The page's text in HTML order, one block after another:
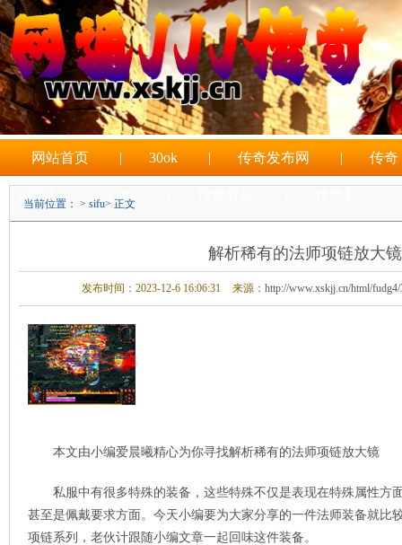
网站首页 | 30ok | 传奇发布网 | 传奇
当前位置： > sifu> 正文
解析稀有的法师项链放大镜
发布时间：2023-12-6 16:06:31 来源： http://www.xskjj.cn/html/
本文由小编爱晨曦精心为你寻找解析稀有的法师项链放大镜
私服中有很多特殊的装备，这些特殊不仅是表现在特殊属性方
甚至是佩戴要求方面。今天小编要为大家分享的一件法师装备就比
项链系列，老伙计跟随小编文章一起回味这件装备。